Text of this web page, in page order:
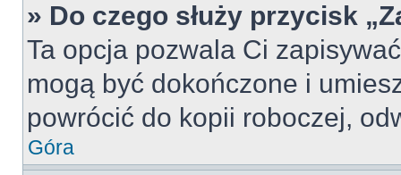
» Do czego służy przycisk
Ta opcja pozwala Ci
mogą być dokończone i
powrócić do kopii roboczej,
Góra